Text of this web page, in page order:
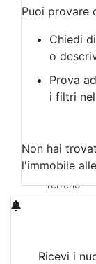
Bar/
Albergo
Negozio/
Agriturismo
Magazzini
Qualsiasi
Terreno
Terreno
Puoi provare
Chiedi
o
Prova
i filtri
Non hai
l'immobile
Ricevi i